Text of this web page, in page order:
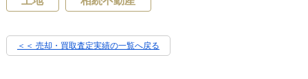
＜＜ 売却・買取査定実績の一覧へ戻る